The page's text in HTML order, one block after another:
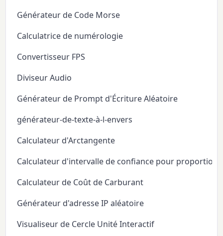
Générateur de Code Morse
Calculatrice de numérologie
Convertisseur FPS
Diviseur Audio
Générateur de Prompt d'Écriture Aléatoire
générateur-de-texte-à-l-envers
Calculateur d'Arctangente
Calculateur d'intervalle de confiance pour proportion
Calculateur de Coût de Carburant
Générateur d'adresse IP aléatoire
Visualiseur de Cercle Unité Interactif